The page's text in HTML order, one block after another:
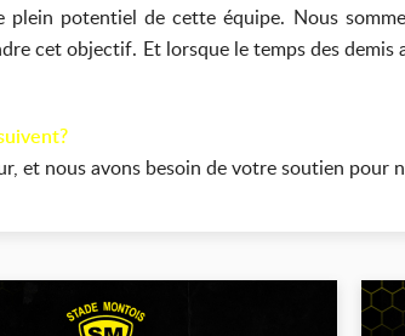
potentiel de cette équipe. Nous
cet objectif. Et lorsque le temps des demis
et nous avons besoin de votre soutien pour